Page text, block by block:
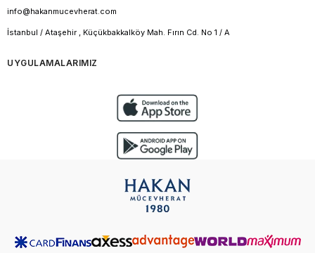
info@hakanmucevherat.com
İstanbul / Ataşehir , Küçükbakkalköy Mah. Fırın Cd. No 1 / A
UYGULAMALARIMIZ